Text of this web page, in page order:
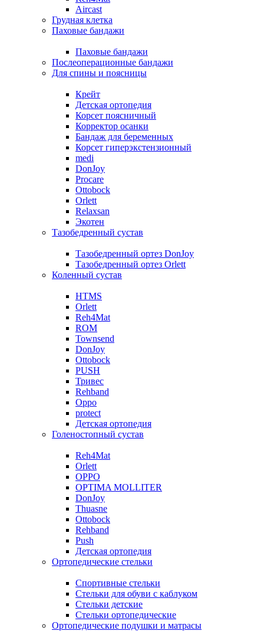
Aircast
Грудная клетка
Паховые бандажи
Паховые бандажи
Послеоперационные бандажи
Для спины и поясницы
Крейт
Детская ортопедия
Корсет поясничный
Корректор осанки
Бандаж для беременных
Корсет гиперэкстензионный
medi
DonJoy
Procare
Ottobock
Orlett
Relaxsan
Экотен
Тазобедренный сустав
Тазобедренный ортез DonJoy
Тазобедренный ортез Orlett
Коленный сустав
HTMS
Orlett
Reh4Mat
ROM
Townsend
DonJoy
Ottobock
PUSH
Тривес
Rehband
Oppo
protect
Детская ортопедия
Голеностопный сустав
Reh4Mat
Orlett
OPPO
OPTIMA MOLLITER
DonJoy
Thuasne
Ottobock
Rehband
Push
Детская ортопедия
Ортопедические стельки
Спортивные стельки
Стельки для обуви с каблуком
Стельки детские
Стельки ортопедические
Ортопедические подушки и матрасы